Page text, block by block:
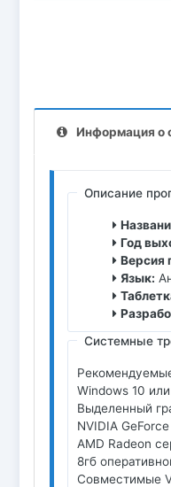
Информация о
Описание
Год
Версия
Язык:
Системные
Windows 10
Выделенный
NVIDIA
AMD Radeon
8гб
Совместимые